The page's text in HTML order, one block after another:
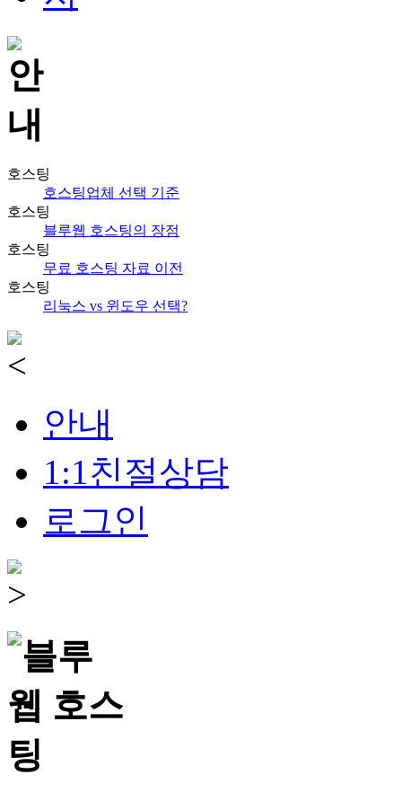
호스팅
호스팅업체 선택 기준
호스팅
블루웹 호스팅의 장점
호스팅
무료 호스팅 자료 이전
호스팅
리눅스 vs 윈도우 선택?
안내
1:1친절상담
로그인